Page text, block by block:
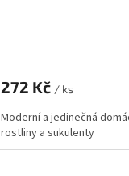
272 Kč / ks
Moderní a jedinečná
rostliny a sukulenty